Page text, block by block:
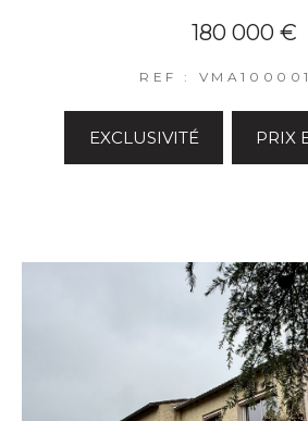
180 000 €
REF :
EXCLUSIVITÉ PRIX